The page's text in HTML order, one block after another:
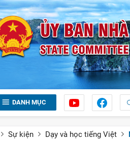
DANH MỤC
Sự kiện Dạy và học tiếng Việt